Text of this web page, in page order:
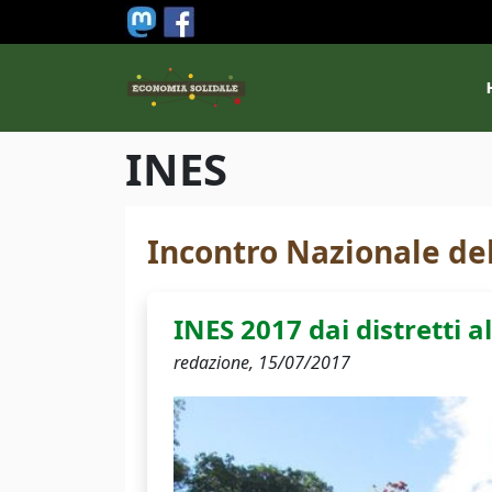
Salta al contenuto principale
INES
Incontro Nazionale
INES 2017 dai distretti
redazione, 15/07/2017